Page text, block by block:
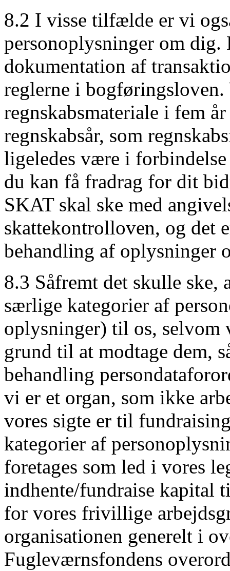
8.2 I visse tilfælde er vi
personoplysninger om
dokumentation af
reglerne i
regnskabsmateriale i fem
regnskabsår, som
ligeledes være i
du kan få fradrag for dit
SKAT skal ske med
skattekontrolloven, og det
behandling af oplysninger
8.3 Såfremt det skulle
særlige kategorier af
oplysninger) til os, selvom
grund til at modtage dem,
behandling
vi er et organ, som ikke
vores sigte er til
kategorier af
foretages som led i vores
indhente/fundraise kapital
for vores frivillige
organisationen generelt i
Fugleværnsfondens